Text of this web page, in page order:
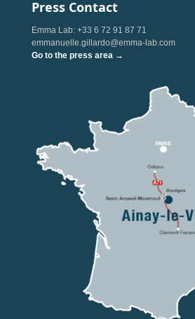
Press Contact
Emma Lab: +33 6 72 91 87 71
emmanuelle.gillardo@emma-lab.com
Go to the press area →